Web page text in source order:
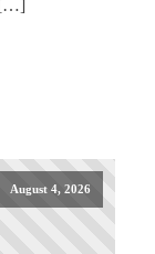
[…]
August 4, 2026